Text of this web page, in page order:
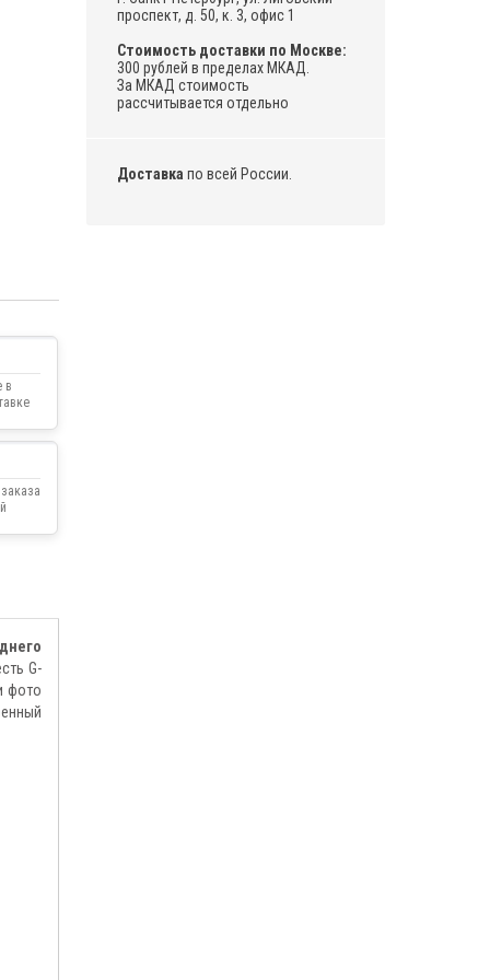
проспект, д. 50, к. 3, офис 1
Стоимость доставки по Москве:
300 рублей в пределах МКАД.
За МКАД стоимость
рассчитывается отдельно
Доставка по всей России.
в
G-
фото